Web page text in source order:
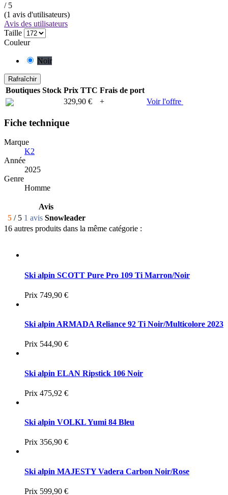
/ 5
(1 avis d'utilisateurs)
Avis des utilisateurs
Taille
Couleur
Noir
Boutiques Stock Prix TTC Frais de port
329,90 €
+ Voir l'offre
Fiche technique
Marque
K2
Année
2025
Genre
Homme
Avis
5 / 5 1 avis Snowleader
16 autres produits dans la même catégorie :
Ski alpin SCOTT Pure Pro 109 Ti Marron/Noir
Prix 749,90 €
Ski alpin ARMADA Reliance 92 Ti Noir/Multicolore 2023
Prix 544,90 €
Ski alpin ELAN Ripstick 106 Noir
Prix 475,92 €
Ski alpin VOLKL Yumi 84 Bleu
Prix 356,90 €
Ski alpin MAJESTY Vadera Carbon Noir/Rose
Prix 599,90 €